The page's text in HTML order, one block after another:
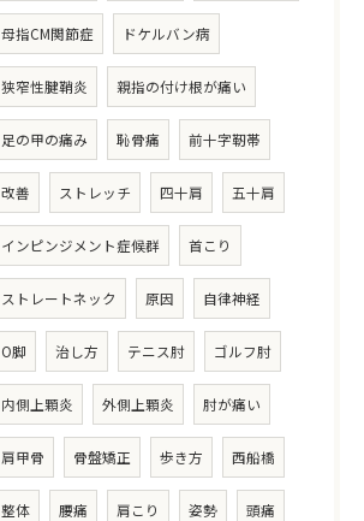
母指CM関節症 ドケルバン病
狭窄性腱鞘炎 親指の付け根が痛い
足の甲の痛み 恥骨痛 前十字靭帯
改善 ストレッチ 四十肩 五十肩
インピンジメント症候群 首こり
ストレートネック 原因 自律神経
O脚 治し方 テニス肘 ゴルフ肘
内側上顆炎 外側上顆炎 肘が痛い
肩甲骨 骨盤矯正 歩き方 西船橋
整体 腰痛 肩こり 姿勢 頭痛